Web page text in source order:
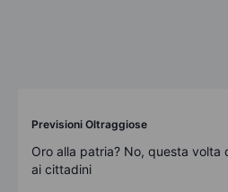
Previsioni Oltraggiose
Oro alla patria? No, questa volta
ai cittadini